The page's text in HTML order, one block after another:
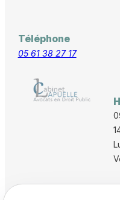
Téléphone
05 61 38 27 17